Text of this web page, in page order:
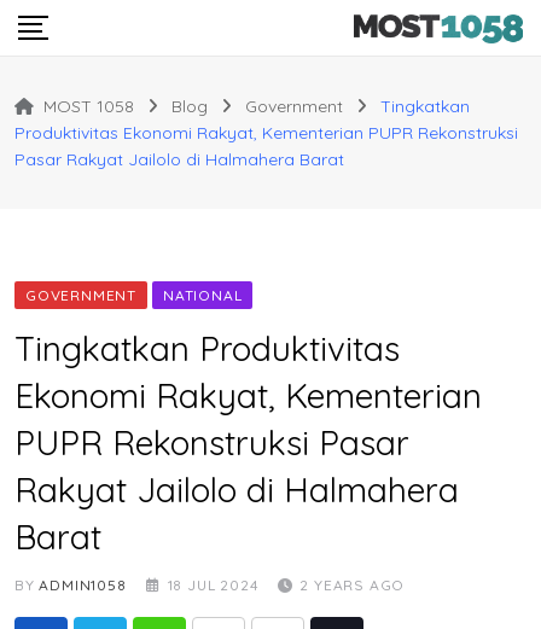
Skip
MOST 1058 Blog Government
Tingkatkan
Produktivitas Ekonomi Rakyat, Kementerian PUPR Rekonstruksi
Pasar Rakyat Jailolo di Halmahera Barat
GOVERNMENT NATIONAL
Tingkatkan Produktivitas
Ekonomi Rakyat, Kementerian
PUPR Rekonstruksi Pasar
Rakyat Jailolo di Halmahera
Barat
BYADMIN1058 18 JUL 2024 2 YEARS AGO